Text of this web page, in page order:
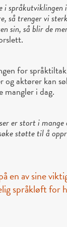
språkutviklingen
så trenger vi
sin, så blir de
for
aktører kan
mangler i dag.
er stort i mange
støtte til å
en av sine
språkløft for